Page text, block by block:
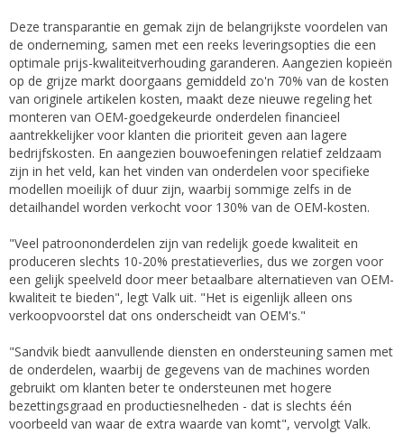
Deze transparantie en gemak zijn de belangrijkste voordelen van
de onderneming, samen met een reeks leveringsopties die een
optimale prijs-kwaliteitverhouding garanderen. Aangezien kopieën
op de grijze markt doorgaans gemiddeld zo'n 70% van de kosten
van originele artikelen kosten, maakt deze nieuwe regeling het
monteren van OEM-goedgekeurde onderdelen financieel
aantrekkelijker voor klanten die prioriteit geven aan lagere
bedrijfskosten. En aangezien bouwoefeningen relatief zeldzaam
zijn in het veld, kan het vinden van onderdelen voor specifieke
modellen moeilijk of duur zijn, waarbij sommige zelfs in de
detailhandel worden verkocht voor 130% van de OEM-kosten.
"Veel patroononderdelen zijn van redelijk goede kwaliteit en
produceren slechts 10-20% prestatieverlies, dus we zorgen voor
een gelijk speelveld door meer betaalbare alternatieven van OEM-
kwaliteit te bieden", legt Valk uit. "Het is eigenlijk alleen ons
verkoopvoorstel dat ons onderscheidt van OEM's."
"Sandvik biedt aanvullende diensten en ondersteuning samen met
de onderdelen, waarbij de gegevens van de machines worden
gebruikt om klanten beter te ondersteunen met hogere
bezettingsgraad en productiesnelheden - dat is slechts één
voorbeeld van waar de extra waarde van komt", vervolgt Valk.